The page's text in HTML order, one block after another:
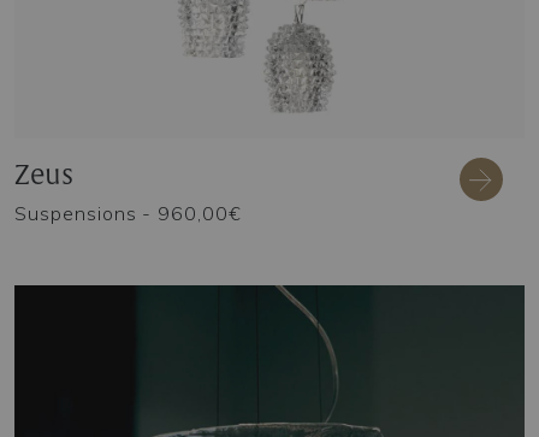
Zeus
Suspensions - 960,00€